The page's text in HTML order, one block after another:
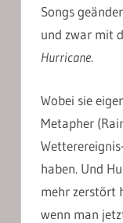
Songs
und zwar mit
Hurricane.
Wobei sie
Metapher
haben. Und
mehr zerstört
wenn man